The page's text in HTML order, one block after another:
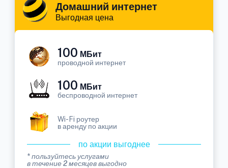
Домашний интернет
Выгодная цена
100 МБит
проводной интернет
100 МБит
беспроводной интернет
Wi-Fi роутер
в аренду по акции
по акции выгоднее
* пользуйтесь услугами
в течение 2 месяцев выгодно